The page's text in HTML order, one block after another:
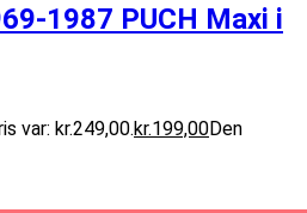
1987 PUCH Maxi i
var: kr.249,00.kr.199,00Den